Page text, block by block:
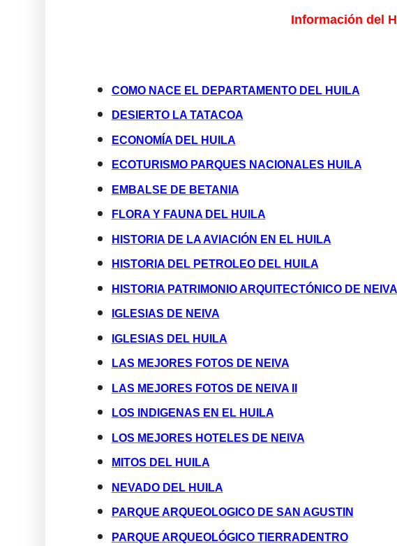
Información del
COMO NACE EL DEPARTAMENTO DEL HUILA
DESIERTO LA TATACOA
ECONOMÍA DEL HUILA
ECOTURISMO PARQUES NACIONALES HUILA
EMBALSE DE BETANIA
FLORA Y FAUNA DEL HUILA
HISTORIA DE LA AVIACIÓN EN EL HUILA
HISTORIA DEL PETROLEO DEL HUILA
HISTORIA PATRIMONIO ARQUITECTÓNICO DE NEIVA
IGLESIAS DE NEIVA
IGLESIAS DEL HUILA
LAS MEJORES FOTOS DE NEIVA
LAS MEJORES FOTOS DE NEIVA II
LOS INDIGENAS EN EL HUILA
LOS MEJORES HOTELES DE NEIVA
MITOS DEL HUILA
NEVADO DEL HUILA
PARQUE ARQUEOLOGICO DE SAN AGUSTIN
PARQUE ARQUEOLÓGICO TIERRADENTRO